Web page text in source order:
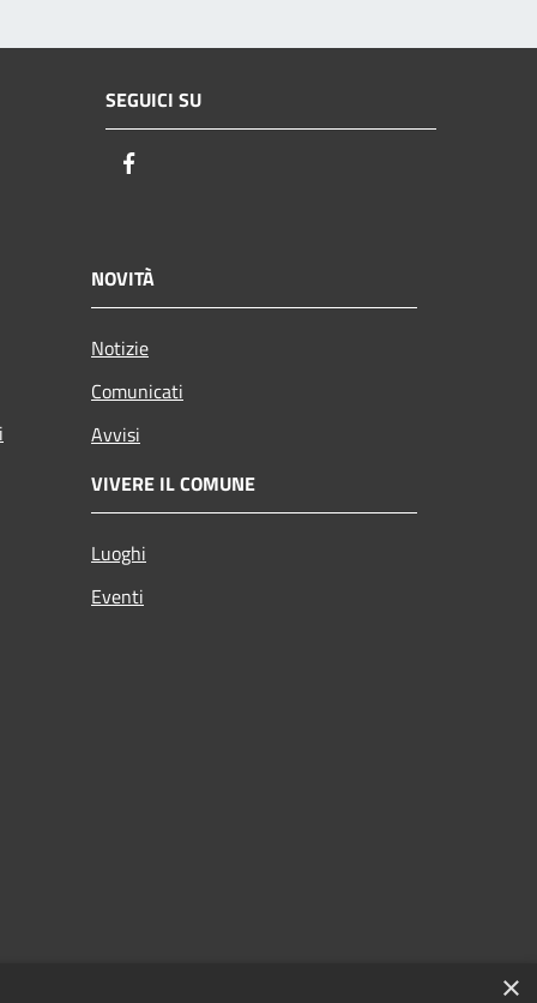
SEGUICI SU
NOVITÀ
Notizie
Comunicati
Avvisi
VIVERE IL COMUNE
Luoghi
Eventi
×